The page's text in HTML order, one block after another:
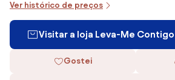
Ver histórico de preços
Visitar a loja Leva-Me Contigo
Gostei